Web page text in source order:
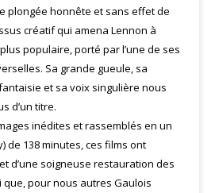
plongée honnête et sans effet de
créatif qui amena Lennon à
populaire, porté par l’une de ses
Sa grande gueule, sa
et sa voix singulière nous
d’un titre.
inédites et rassemblés en un
de 138 minutes, ces films ont
d’une soigneuse restauration des
que, pour nous autres Gaulois